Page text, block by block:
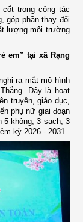
trong công tác
góp phần thay đổi
lượng môi trường
em” tại xã Rạng
ra mắt mô hình
Đây là hoạt
truyền, giáo dục,
phụ nữ giai đoạn
5 không, 3 sạch, 3
kỳ 2026 - 2031.